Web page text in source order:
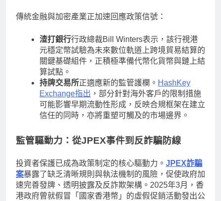
傳統金融與加密產業正加速回應政策信號：
渣打銀行行政總裁Bill Winters表示，該行視港
元穩定幣試驗為未來數位軌道上跨境貿易結算的
關鍵基礎組件，正積極準備代幣化貨幣與鏈上結
算試點。
持牌交易所正適應新的監管護欄。 HashKey
Exchange指出 ，部分針對海外客戶的限制措施
可能影響早期流動性形成，反映合規框架在建立
信任的同時，亦將重塑可觸及的市場邊界。
監管驅動力：從JPEX事件到反詐騙防線
投資者保護已成為政策制定的核心驅動力。 JPEX詐騙
案暴露了缺乏清晰規則與執法機制的風險，促使政府加
速完善發牌、透明披露及反詐欺架構。2025年3月，香
港政府曾就假冒「國家香港幣」的虛假促銷活動發出公